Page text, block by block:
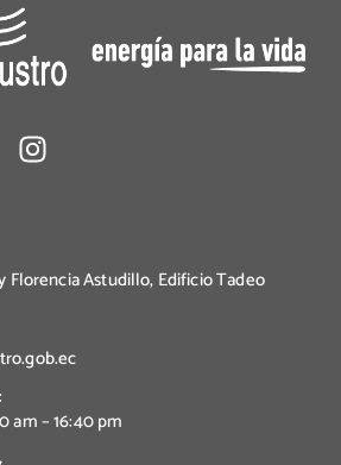
Florencia Astudillo, Edificio Tadeo
am – 16:40 pm